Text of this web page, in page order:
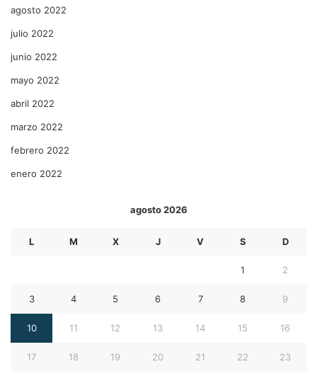
agosto 2022
julio 2022
junio 2022
mayo 2022
abril 2022
marzo 2022
febrero 2022
enero 2022
agosto 2026
L M X J V S D
1 2
3 4 5 6 7 8 9
10 11 12 13 14 15 16
17 18 19 20 21 22 23